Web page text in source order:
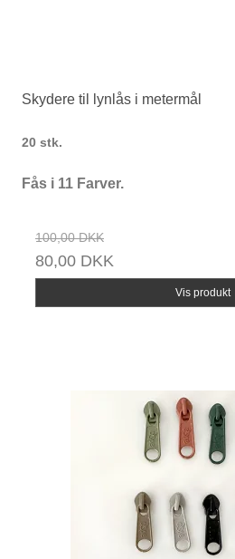
Skydere til lynlås i metermål
20 stk.
Fås i 11 Farver.
100,00 DKK
80,00 DKK
Vis produkt